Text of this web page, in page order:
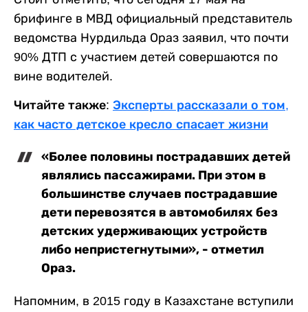
брифинге в МВД официальный представитель
ведомства Нурдильда Ораз заявил, что почти
90% ДТП с участием детей совершаются по
вине водителей.
Читайте также: Эксперты рассказали о том,
как часто детское кресло спасает жизни
«Более половины пострадавших детей
являлись пассажирами. При этом в
большинстве случаев пострадавшие
дети перевозятся в автомобилях без
детских удерживающих устройств
либо непристегнутыми», - отметил
Ораз.
Напомним, в 2015 году в Казахстане вступили